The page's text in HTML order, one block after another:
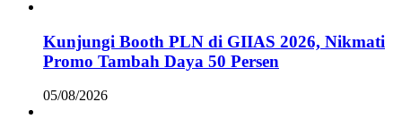
Kunjungi Booth PLN di GIIAS 2026, Nikmati
Promo Tambah Daya 50 Persen
05/08/2026